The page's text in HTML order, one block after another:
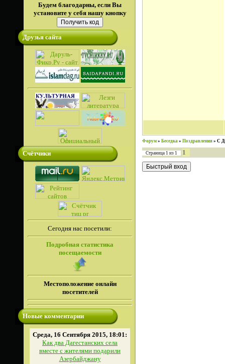
Будем благодарны, если Вы
установите у себя нашу кнопку
Друзья сайта
Счётчики
Сегодня нас посетили:
Подробная статистика
посещаемости
Местоположение онлайн
посетителей
Новые комментарии
Среда, 16 Сентября 2015, 18:01:
Как два Дагестанских села
вместе с жителями подарили
Азербайджану
Форум » Беседка » Поздравления » С
Страница 1 из 1 1